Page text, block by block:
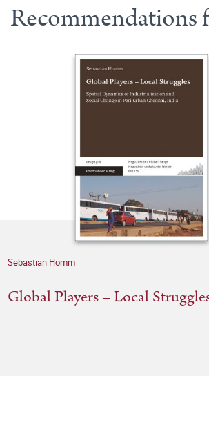
Recommendations
Sebastian Homm
Global Players – Local